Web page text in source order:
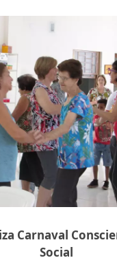
Carnaval
Social